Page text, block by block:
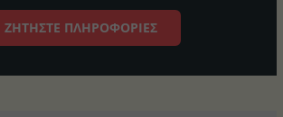
ΖΗΤΉΣΤΕ ΠΛΗΡΟΦΟΡΊΕΣ